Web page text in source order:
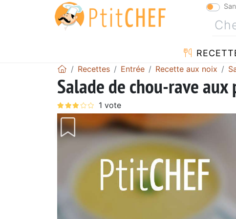
Recettes Entrée Recette aux noix
Salade de chou-rave